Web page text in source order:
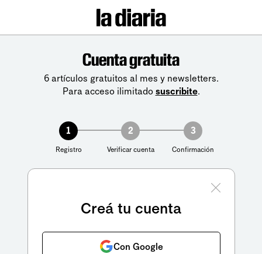
Cuenta gratuita
6 artículos gratuitos al mes y newsletters.
Para acceso ilimitado suscribite.
1
Registro
2
Verificar cuenta
3
Confirmación
Creá tu cuenta
Con Google